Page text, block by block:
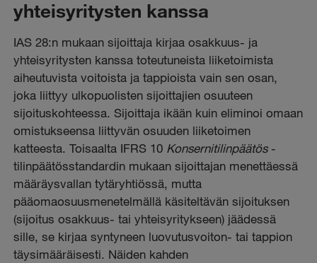
yhteisyritysten kanssa
IAS 28:n mukaan sijoittaja kirjaa osakkuus- ja
yhteisyritysten kanssa toteutuneista liiketoimista
aiheutuvista voitoista ja tappioista vain sen osan,
joka liittyy ulkopuolisten sijoittajien osuuteen
sijoituskohteessa. Sijoittaja ikään kuin eliminoi omaan
omistukseensa liittyvän osuuden liiketoimen
katteesta. Toisaalta IFRS 10 Konsernitilinpäätös-
tilinpäätösstandardin mukaan sijoittajan menettäessä
määräysvallan tytäryhtiössä, mutta
pääomaosuusmenetelmällä käsiteltävän sijoituksen
(sijoitus osakkuus- tai yhteisyritykseen) jäädessä
sille, se kirjaa syntyneen luovutusvoiton- tai tappion
täysimääräisesti. Näiden kahden